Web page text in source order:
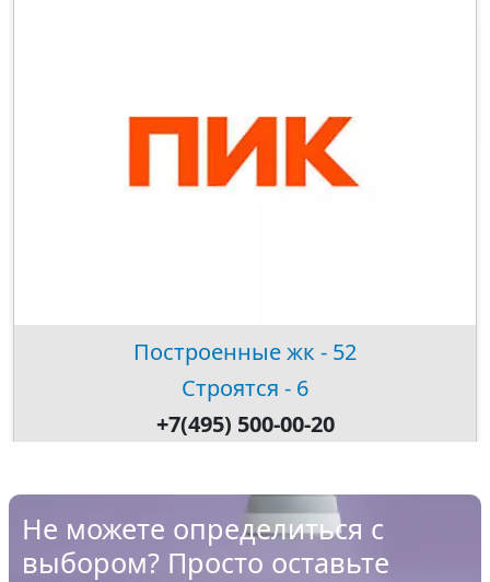
Построенные жк - 52
Строятся - 6
+7(495) 500-00-20
Не можете определиться с
выбором? Просто оставьте